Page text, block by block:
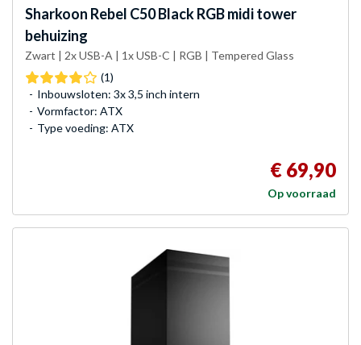
Sharkoon Rebel C50 Black RGB midi tower
behuizing
Zwart | 2x USB-A | 1x USB-C | RGB | Tempered Glass
(1)
Inbouwsloten: 3x 3,5 inch intern
Vormfactor: ATX
Type voeding: ATX
€ 69,90
Op voorraad